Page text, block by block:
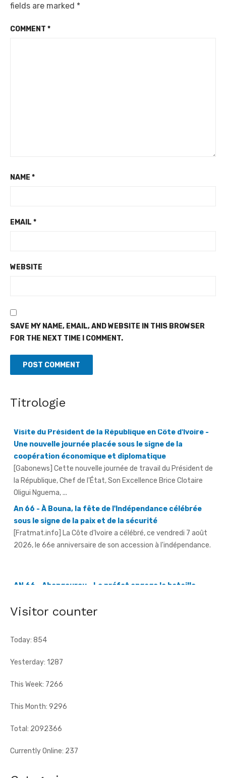
fields are marked *
COMMENT *
NAME *
EMAIL *
WEBSITE
SAVE MY NAME, EMAIL, AND WEBSITE IN THIS BROWSER
FOR THE NEXT TIME I COMMENT.
Titrologie
Une nouvelle journée placée sous le signe de la
la République, Chef de l'État, Son Excellence Brice Clotaire
Oligui Nguema, ...
An 66 - À Bouna, la fête de l'Indépendance célébrée
sous le signe de la paix et de la sécurité
[Fratmat.info] La Côte d'Ivoire a célébré, ce vendredi 7 août
AN 66 - Abengourou - Le préfet engage la bataille
Visitor counter
Today: 854
Yesterday: 1287
This Week: 7266
This Month: 9296
Total: 2092366
Currently Online: 237